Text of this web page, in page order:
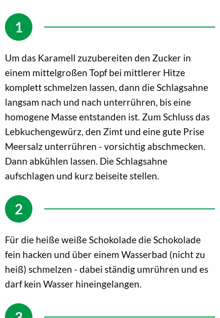
Um das Karamell zuzubereiten den Zucker in
einem mittelgroßen Topf bei mittlerer Hitze
komplett schmelzen lassen, dann die Schlagsahne
langsam nach und nach unterrühren, bis eine
homogene Masse entstanden ist. Zum Schluss das
Lebkuchengewürz, den Zimt und eine gute Prise
Meersalz unterrühren - vorsichtig abschmecken.
Dann abkühlen lassen. Die Schlagsahne
aufschlagen und kurz beiseite stellen.
Für die heiße weiße Schokolade die Schokolade
fein hacken und über einem Wasserbad (nicht zu
heiß) schmelzen - dabei ständig umrühren und es
darf kein Wasser hineingelangen.